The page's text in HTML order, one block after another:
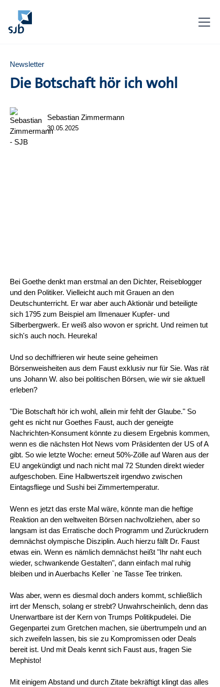
Newsletter
Die Botschaft hör ich wohl
Sebastian Zimmermann
30.05.2025
Bei Goethe denkt man erstmal an den Dichter, Reiseblogger
und den Politiker. Vielleicht auch mit Grauen an den
Deutschunterricht. Er war aber auch Aktionär und beteiligte
sich 1795 zum Beispiel am Ilmenauer Kupfer- und
Silberbergwerk. Er weiß also wovon er spricht. Und reimen tut
sich's auch noch. Heureka!
Und so dechiffrieren wir heute seine geheimen
Börsenweisheiten aus dem Faust exklusiv nur für Sie. Was rät
uns Johann W. also bei politischen Börsen, wie wir sie aktuell
erleben?
"Die Botschaft hör ich wohl, allein mir fehlt der Glaube." So
geht es nicht nur Goethes Faust, auch der geneigte
Nachrichten-Konsument könnte zu diesem Ergebnis kommen,
wenn es die nächsten Hot News vom Präsidenten der US of A
gibt. So wie letzte Woche: erneut 50%-Zölle auf Waren aus der
EU angekündigt und nach nicht mal 72 Stunden direkt wieder
aufgeschoben. Eine Halbwertszeit irgendwo zwischen
Eintagsfliege und Sushi bei Zimmertemperatur.
Wenn es jetzt das erste Mal wäre, könnte man die heftige
Reaktion an den weltweiten Börsen nachvollziehen, aber so
langsam ist das Erratische doch Programm und Zurückrudern
demnächst olympische Disziplin. Auch hierzu fällt Dr. Faust
etwas ein. Wenn es nämlich demnächst heißt "Ihr naht euch
wieder, schwankende Gestalten", dann einfach mal ruhig
bleiben und in Auerbachs Keller `ne Tasse Tee trinken.
Was aber, wenn es diesmal doch anders kommt, schließlich
irrt der Mensch, solang er strebt? Unwahrscheinlich, denn das
Unerwartbare ist der Kern von Trumps Politikpudelei. Die
Gegenpartei zum Gretchen machen, sie übertrumpeln und an
sich zweifeln lassen, bis sie zu Kompromissen oder Deals
bereit ist. Und mit Deals kennt sich Faust aus, fragen Sie
Mephisto!
Mit einigem Abstand und durch Zitate bekräftigt klingt das alles